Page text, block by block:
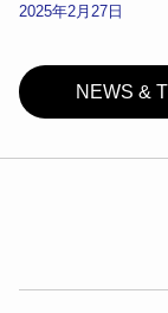
2025年2月27日
NEWS &